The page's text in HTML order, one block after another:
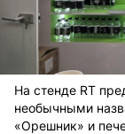
На стенде RT
необычными
«Орешник» и